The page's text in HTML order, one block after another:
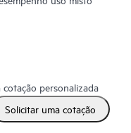
personalizada
Solicitar uma cotação